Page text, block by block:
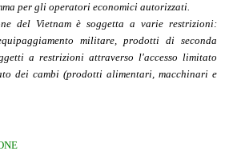
per gli operatori economici autorizzati.
del Vietnam è soggetta a varie restrizioni:
militare, prodotti di seconda
a restrizioni attraverso l'accesso limitato
dei cambi (prodotti alimentari, macchinari e